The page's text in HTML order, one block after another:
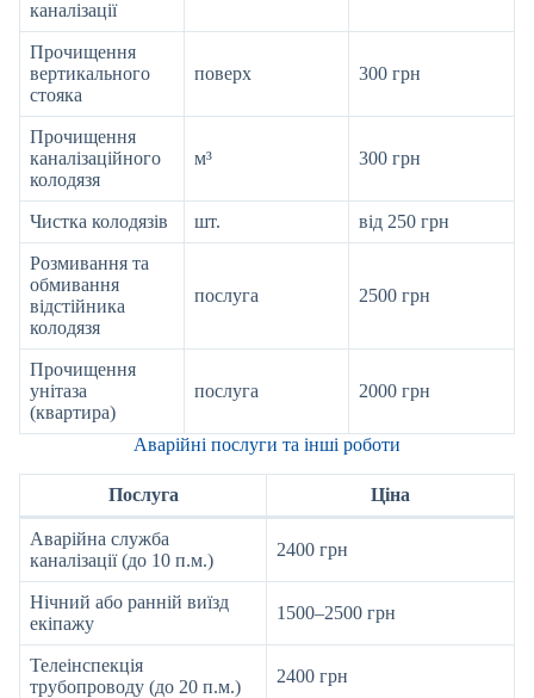
каналізації
Прочищення
вертикального
стояка
поверх 300 грн
Прочищення
каналізаційного
колодязя
м³ 300 грн
Чистка колодязів шт. від 250 грн
Розмивання та
обмивання
відстійника
колодязя
послуга 2500 грн
Прочищення
унітаза
(квартира)
послуга 2000 грн
Аварійні послуги та інші роботи
Послуга Ціна
Аварійна служба
каналізації (до 10 п.м.)
2400 грн
Нічний або ранній виїзд
екіпажу
1500–2500 грн
Телеінспекція
трубопроводу (до 20 п.м.)
2400 грн